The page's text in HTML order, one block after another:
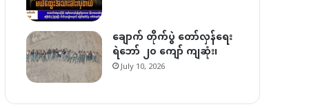
ချောက် တိုက်ပွဲ တော်လှန်ရေး
ရဲဘော် ၂၀ ကျော် ကျဆုံး၊
July 10, 2026